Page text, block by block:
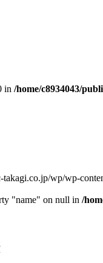
in /home/c8934043/
wp/wp-
"name" on null in /